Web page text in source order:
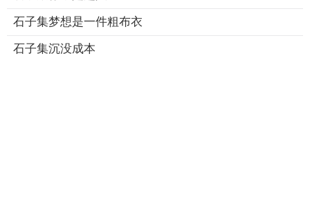
石子集梦想是一件粗布衣
石子集沉没成本